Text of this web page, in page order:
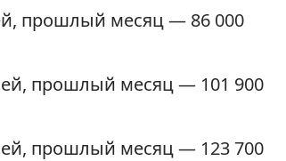
, прошлый месяц — 86 000
, прошлый месяц — 101 900
, прошлый месяц — 123 700